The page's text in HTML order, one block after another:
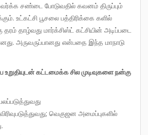
வர்க்க சண்டை போடுவதில் கவனம் திருப்பும்
உட்கட்சி பூசலை பத்திரிக்கை களில்
தரம் தாழ்வது மார்க்சிஸ்ட் கட்சியின் அடிப்படை
அருவருப்பானது என்பதை இந்த மாநாடு
வெகுஜன அமைப்புகளில்